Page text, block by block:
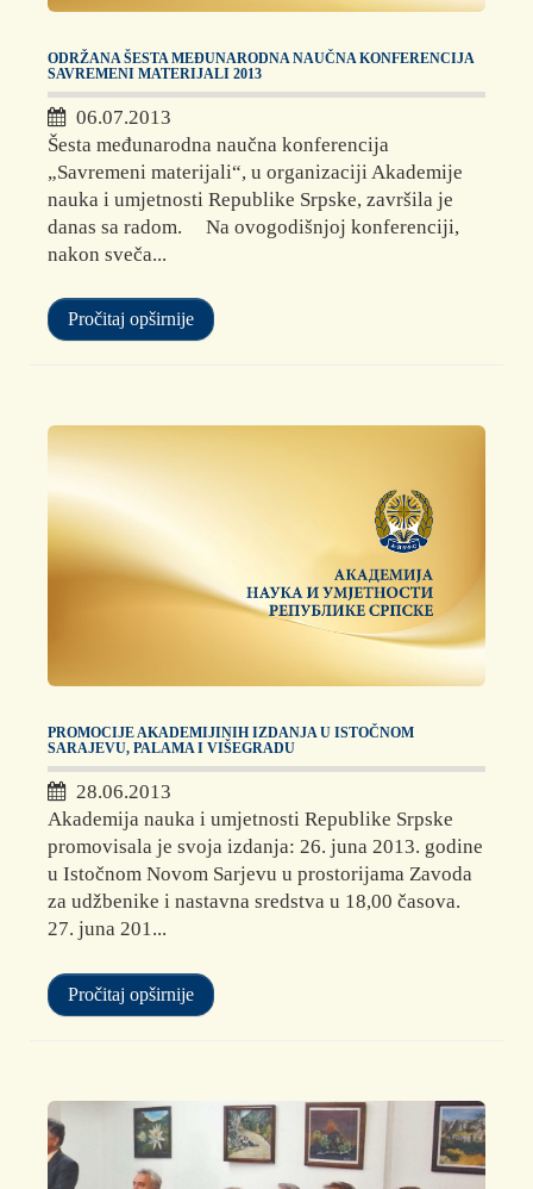
ODRŽANA ŠESTA MEĐUNARODNA NAUČNA KONFERENCIJA
SAVREMENI MATERIJALI 2013
06.07.2013
Šesta međunarodna naučna konferencija
„Savremeni materijali“, u organizaciji Akademije
nauka i umjetnosti Republike Srpske, završila je
danas sa radom. Na ovogodišnjoj konferenciji,
nakon sveča...
Pročitaj opširnije
PROMOCIJE AKADEMIJINIH IZDANJA U ISTOČNOM
SARAJEVU, PALAMA I VIŠEGRADU
28.06.2013
Akademija nauka i umjetnosti Republike Srpske
promovisala je svoja izdanja: 26. juna 2013. godine
u Istočnom Novom Sarjevu u prostorijama Zavoda
za udžbenike i nastavna sredstva u 18,00 časova.
27. juna 201...
Pročitaj opširnije